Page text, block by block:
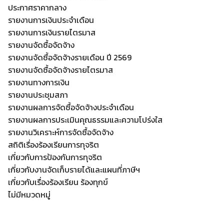
for:
ประกาศราคากลาง
รายงานการเงินประจำเดือน
รายงานการเงินรายไตรมาส
รายงานจัดซื้อจัดจ้าง
รายงานจัดซื้อจัดจ้างรายเดือน ปี 2569
รายงานจัดซื้อจัดจ้างรายไตรมาส
รายงานทางการเงิน
รายงานประชุมสภา
รายงานผลการจัดซื้อจัดจ้างประจำเดือน
รายงานผลการประเมินคุณธรรมและความโปร่งใส
รายงานวิเคราะห์การจัดซื้อจัดจ้าง
สถิติเรื่องร้องเรียนการทุจริต
เกี่ยวกับการป้องกันการทุจริต
เกี่ยวกับงานจัดเก็บรายได้และแผนที่ภาษีฯ
เกี่ยวกับเรื่องร้องเรียน ร้องทุกข์
ไม่มีหมวดหมู่